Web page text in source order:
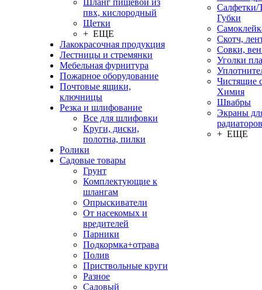
Шланг пищевой из
пвх, кислородный
Щетки
+ ЕЩЕ
Лакокрасочная продукция
Лестницы и стремянки
Мебельная фурнитура
Пожарное оборудование
Почтовые ящики,
ключницы
Резка и шлифование
Все для шлифовки
Круги, диски,
полотна, пилки
Ролики
Садовые товары
Грунт
Комплектующие к
шлангам
Опрыскиватели
От насекомых и
вредителей
Парники
Подкормка+отрава
Полив
Приствольные круги
Разное
Садовый
Салфетки/
Губки
Скотч,
Совки,
Уголки
Чистящие
Химия
Швабры
Экраны
радиаторов
+ ЕЩЕ